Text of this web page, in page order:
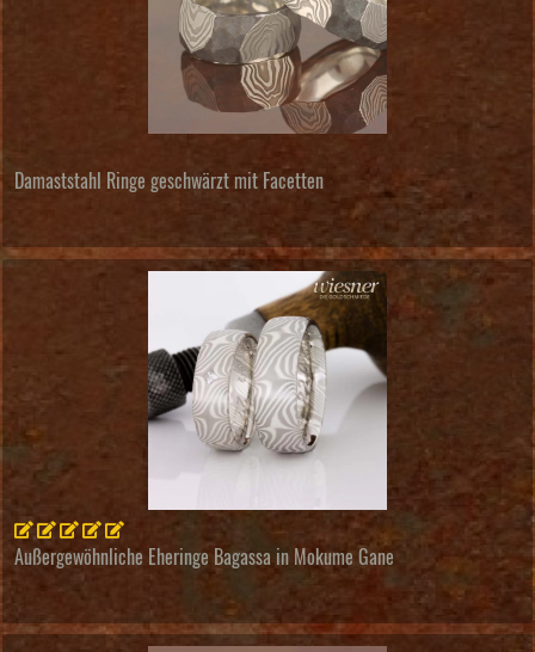
Damaststahl Ringe geschwärzt mit Facetten
Außergewöhnliche Eheringe Bagassa in Mokume Gane